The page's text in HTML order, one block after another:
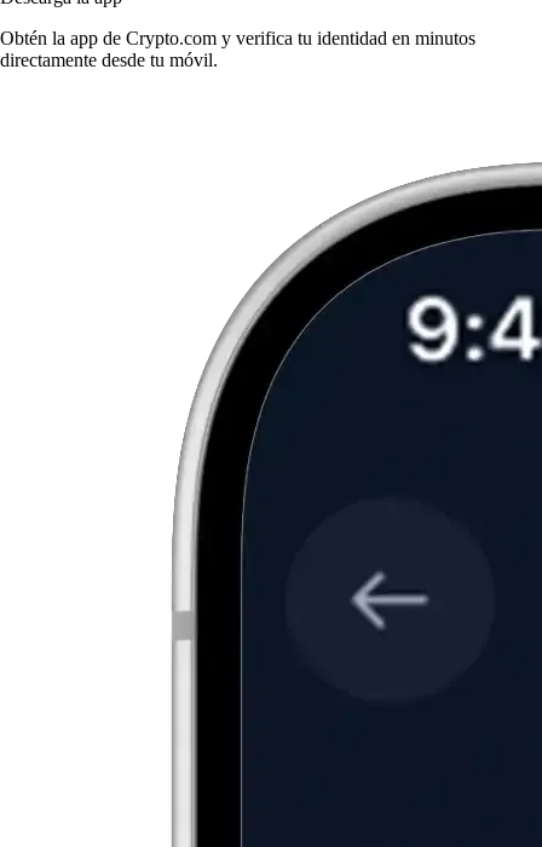
Obtén la app de Crypto.com y verifica tu identidad en minutos
directamente desde tu móvil.